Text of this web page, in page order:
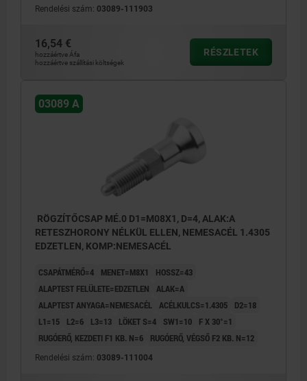
Rendelési szám: 03089-111903
16,54 €
hozzáértve Áfa
hozzáértve szállítási költségek
RÉSZLETEK
03089 A
RÖGZÍTŐCSAP MÉ.0 D1=M08X1, D=4, ALAK:A
RETESZHORONY NÉLKÜL ELLEN, NEMESACÉL 1.4305
EDZETLEN, KOMP:NEMESACÉL
CSAPÁTMÉRŐ=4 MENET=M8X1
HOSSZ=43
ALAPTEST FELÜLETE=EDZETLEN
ALAK=A
ALAPTEST ANYAGA=NEMESACÉL ACÉLKULCS=1.4305
D2=18
L1=15
L2=6 L3=13 LÖKET S=4 SW1=10
F X 30°=1
RUGÓERŐ, KEZDETI F1 KB. N=6
RUGÓERŐ, VÉGSŐ F2 KB. N=12
Rendelési szám: 03089-111004